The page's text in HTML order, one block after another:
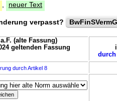
neuer Text
verpasst?
(alte Fassung)
geltenden Fassung
durch
durch Artikel 8